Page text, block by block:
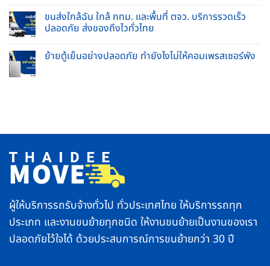
ข่วน
บ้าน
และ
ยก
ของ
ครบ
จบ
รูป
เข้า
บ้าน
ทำ
อย่างไร
ขนส่งใกล้ฉัน ใกล้ กทม. และพื้นที่ ตจว. บริการรวดเร็ว
ปลอดภัย ส่งของถึงไวทั่วไทย
Comments
on
รวดเร็ว
ส่ง
ของ
ถึง
ไว
ทั่ว
ย้ายตู้เย็นอย่างปลอดภัย ทำยังไงไม่ให้คอมเพรสเซอร์พัง
ไม่
ให้
คอมเพรสเซอร์
พัง
ผู้ให้บริการรถรับจ้างทั่วไป ทั่วประเทศไทย ให้บริการรถทุก
ประเภท และงานขนย้ายทุกชนิด ให้งานขนย้ายเป็นงานของเรา
ปลอดภัยไว้ใจได้ ด้วยประสบการณ์การขนย้ายกว่า 30 ปี